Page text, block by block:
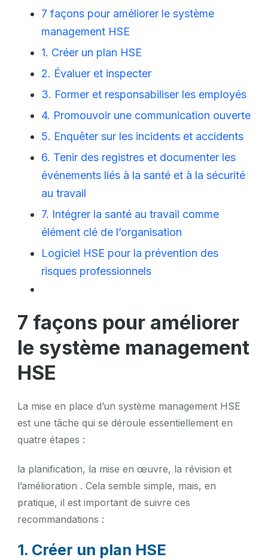
7 façons pour améliorer le système
management HSE
1. Créer un plan HSE
2. Évaluer et inspecter
3. Former et responsabiliser les employés
4. Promouvoir une communication ouverte
5. Enquêter sur les incidents et accidents
6. Tenir des registres et documenter les
événements liés à la santé et à la sécurité
au travail
7. Intégrer la santé au travail comme
élément clé de l’organisation
Logiciel HSE pour la prévention des
risques professionnels
7 façons pour améliorer
le système management
HSE
La mise en place d’un système management HSE
est une tâche qui se déroule essentiellement en
quatre étapes :
la planification, la mise en œuvre, la révision et
l’amélioration . Cela semble simple, mais, en
pratique, il est important de suivre ces
recommandations :
1. Créer un plan HSE